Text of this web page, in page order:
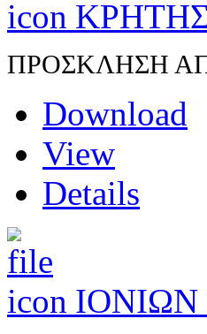
ΠΡΟΣΚΛΗΣΗ
Download
View
Details